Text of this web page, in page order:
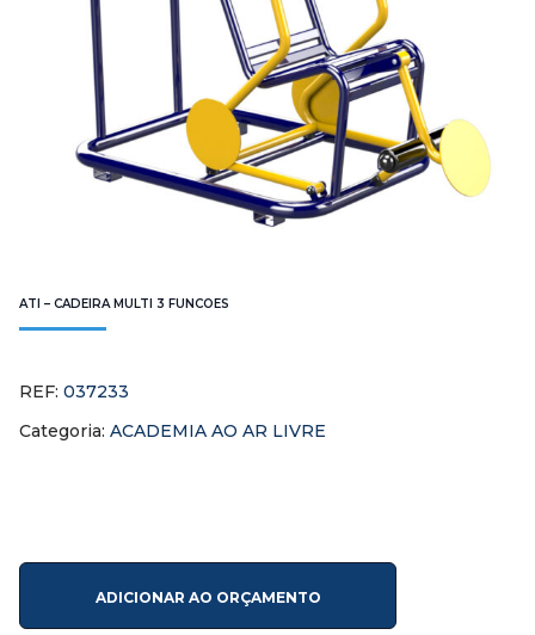
ATI – CADEIRA MULTI 3 FUNCOES
REF: 037233
Categoria: ACADEMIA AO AR LIVRE
ADICIONAR AO ORÇAMENTO